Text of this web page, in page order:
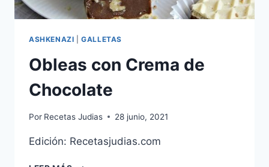
ASHKENAZI |GALLETAS
Obleas con Crema de
Chocolate
Por Recetas Judias 28 junio, 2021
Edición: Recetasjudias.com
OBLEAS